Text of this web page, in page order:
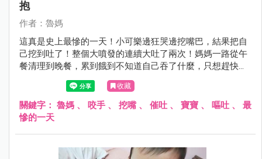
抱
作者：魯媽
這真是史上最慘的一天！小可樂邊狂哭邊挖嘴巴，結果把自
己挖到吐了！整個大噴發的連續大吐了兩次！媽媽一路從午
餐清理到晚餐，累到餓到不知道自己吞了什麼，只想趕快躺
收藏
關鍵字： 魯媽 、 咬手 、 挖嘴、 催吐 、 寶寶 、 嘔吐 、 最
慘的一天